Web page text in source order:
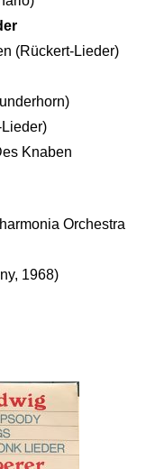
(Rückert-Lieder)
Knaben
Orchestra
1968)